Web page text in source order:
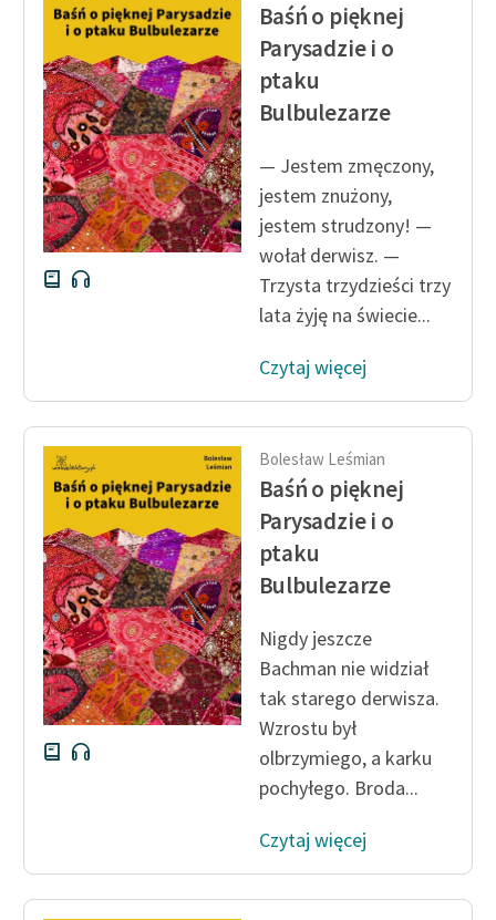
Kolekcje edukacyjne
twórców przechodzących
do domeny publicznej,
lektur szkolnych oraz
Starego Testamentu
Odkurzamy bohaterów
Szkoła Poezji Wolnych
Lektur
O projekcie
Zespół
Zasady wykorzystania
Wolnych Lektur
Logotypy
Materiały promocyjne
Polityka prywatności
Regulamin biblioteki
Dane fundacji i
Informacja o treściach
wrażliwych
Baśń o pięknej
Parysadzie i o
ptaku
Bulbulezarze
— Jestem zmęczony,
jestem znużony,
jestem strudzony! —
wołał derwisz. —
Trzysta trzydzieści trzy
lata żyję na świecie...
Czytaj więcej
Bolesław Leśmian
Baśń o pięknej
Parysadzie i o
ptaku
Bulbulezarze
Nigdy jeszcze
Bachman nie widział
tak starego derwisza.
Wzrostu był
olbrzymiego, a karku
pochyłego. Broda...
Czytaj więcej